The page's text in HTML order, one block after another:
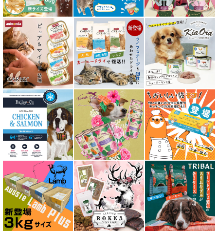
素材そのまま
アイファクトリーおやつ
アタスキャット Aatas Cat
アディクション Addiction
アニモンダ ANIMONDA
アマノヴァ Amanova
アルモネイチャー almo nature
アンブロシア AMBROSIA
アートゥー AATU
アーテミス ARTEMIS
イティ iti